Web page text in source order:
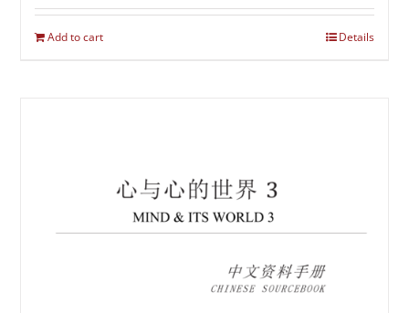
Add to cart Details